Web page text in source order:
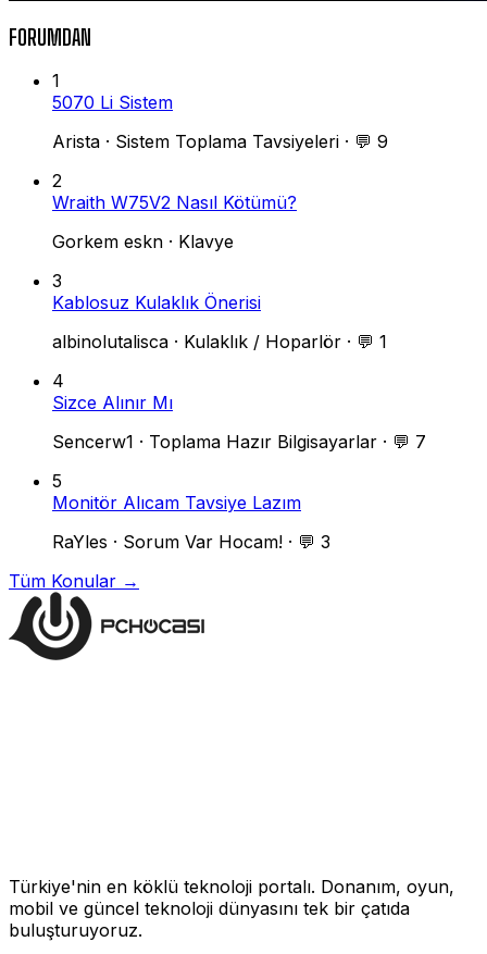
FORUMDAN
1
5070 Li Sistem
Arista · Sistem Toplama Tavsiyeleri · 💬 9
2
Wraith W75V2 Nasıl Kötümü?
Gorkem eskn · Klavye
3
Kablosuz Kulaklık Önerisi
albinolutalisca · Kulaklık / Hoparlör · 💬 1
4
Sizce Alınır Mı
Sencerw1 · Toplama Hazır Bilgisayarlar · 💬 7
5
Monitör Alıcam Tavsiye Lazım
RaYles · Sorum Var Hocam! · 💬 3
Tüm Konular →
Türkiye'nin en köklü teknoloji portalı. Donanım, oyun,
mobil ve güncel teknoloji dünyasını tek bir çatıda
buluşturuyoruz.